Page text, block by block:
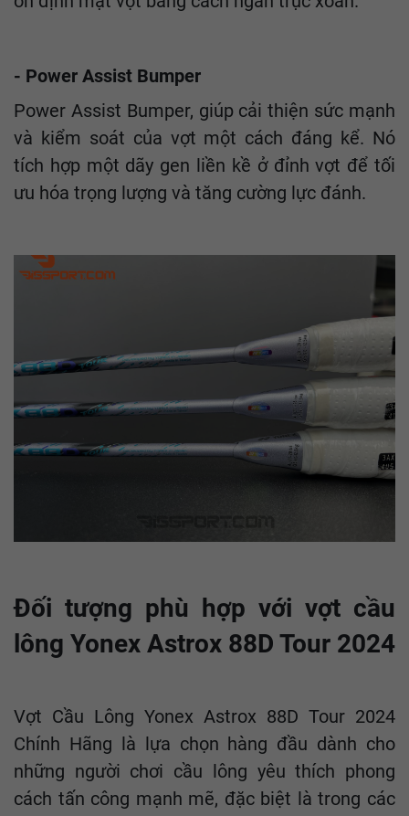
- Power Assist Bumper
Power Assist Bumper, giúp cải thiện sức mạnh
và kiểm soát của vợt một cách đáng kể. Nó
tích hợp một dãy gen liền kề ở đỉnh vợt để tối
ưu hóa trọng lượng và tăng cường lực đánh.
Đối tượng phù hợp với vợt cầu
lông Yonex Astrox 88D Tour 2024
Vợt Cầu Lông Yonex Astrox 88D Tour 2024
Chính Hãng là lựa chọn hàng đầu dành cho
những người chơi cầu lông yêu thích phong
cách tấn công mạnh mẽ, đặc biệt là trong các